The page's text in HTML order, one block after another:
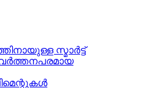
സ്മാർട്ട്